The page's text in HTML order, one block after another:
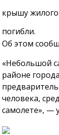
крышу жилого
погибли.
Об этом
«Небольшой
районе
человека,
самолете», —